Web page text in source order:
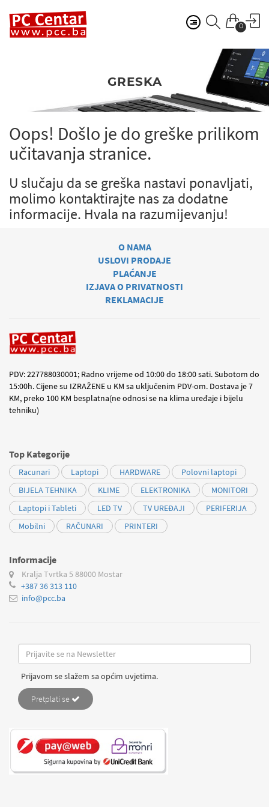
0
GRESKA
Oops! Došlo je do greške prilikom
učitavanja stranice.
U slučaju da se greška nastavi ponavljati,
molimo kontaktirajte nas za dodatne
informacije. Hvala na razumijevanju!
O NAMA
USLOVI PRODAJE
PLAĆANJE
IZJAVA O PRIVATNOSTI
REKLAMACIJE
PDV: 227788030001; Radno vrijeme od 10:00 do 18:00 sati. Subotom do
15:00h. Cijene su IZRAŽENE u KM sa uključenim PDV-om. Dostava je 7
KM, preko 100 KM besplatna(ne odnosi se na klima uređaje i bijelu
tehniku)
Top Kategorije
Racunari Laptopi HARDWARE
Polovni laptopi
BIJELA TEHNIKA
KLIME ELEKTRONIKA
MONITORI
Laptopi i Tableti
LED TV TV UREĐAJI
PERIFERIJA
Mobilni
RAČUNARI PRINTERI
Informacije
Kralja Tvrtka 5 88000 Mostar
+387 36 313 110
info@pcc.ba
Prijavom se slažem sa općim uvjetima.
Pretplati se